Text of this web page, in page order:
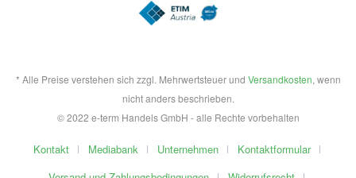
* Alle Preise verstehen sich zzgl. Mehrwertsteuer und Versandkosten, wenn
nicht anders beschrieben.
© 2022 e-term Handels GmbH - alle Rechte vorbehalten
Kontakt Mediabank Unternehmen
Kontaktformular